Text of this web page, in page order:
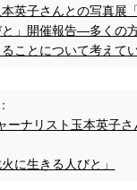
英子さんとの写真展
」開催報告―多くの
ことについて考えて
ーナリスト玉本英子さ
に生きる人びと」